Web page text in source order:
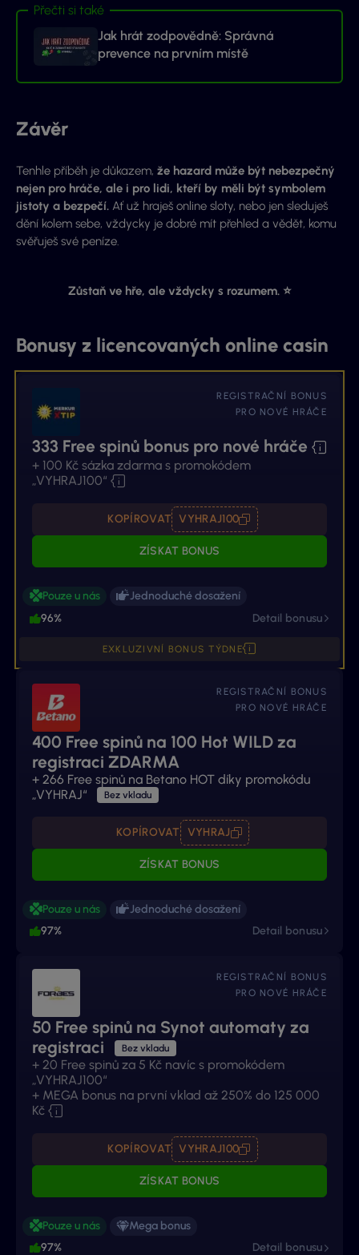
Přečti si také
Jak hrát zodpovědně: Správná
prevence na prvním místě
Závěr
Tenhle příběh je důkazem, že hazard může být nebezpečný
nejen pro hráče, ale i pro lidi, kteří by měli být symbolem
jistoty a bezpečí. Ať už hraješ online sloty, nebo jen sleduješ
dění kolem sebe, vždycky je dobré mít přehled a vědět, komu
svěřuješ své peníze.
Zůstaň ve hře, ale vždycky s rozumem. ⭐
Bonusy z licencovaných online casin
REGISTRAČNÍ BONUS
PRO NOVÉ HRÁČE
333 Free spinů bonus pro nové hráče
+ 100 Kč sázka zdarma s promokódem
„VYHRAJ100“
KOPÍROVAT VYHRAJ100
ZÍSKAT BONUS
Pouze u nás
Jednoduché dosažení
96%
Detail bonusu
EXKLUZIVNÍ BONUS TÝDNE
REGISTRAČNÍ BONUS
PRO NOVÉ HRÁČE
400 Free spinů na 100 Hot WILD za
registraci ZDARMA
+ 266 Free spinů na Betano HOT díky promokódu
„VYHRAJ“
Bez vkladu
KOPÍROVAT VYHRAJ
ZÍSKAT BONUS
Pouze u nás
Jednoduché dosažení
97%
Detail bonusu
REGISTRAČNÍ BONUS
PRO NOVÉ HRÁČE
50 Free spinů na Synot automaty za
registraci
Bez vkladu
+ 20 Free spinů za 5 Kč navíc s promokódem
„VYHRAJ100“
+ MEGA bonus na první vklad až 250% do 125 000
Kč
KOPÍROVAT VYHRAJ100
ZÍSKAT BONUS
Pouze u nás
Mega bonus
97%
Detail bonusu